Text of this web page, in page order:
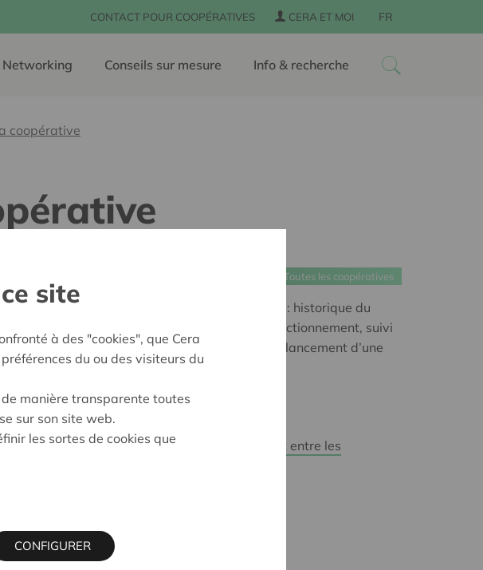
CONTACT POUR COOPÉRATIVES CERA ET MOI FR
Networking Conseils sur mesure Info & recherche
coopérative
Toutes les coopératives
en trois heures le B.a.-ba de la coopérative
: historique du
coopératif, ses valeurs et son mode de fonctionnement, suivi
plus pratiques comme les étapes pour le lancement d’une
son financement, etc.
d'information se fera de manière digitale.
du programmeDo it Coop : un partenariat entre les
site
à des "cookies", que Cera
du ou des visiteurs du
manière transparente toutes
sur son site web.
les sortes de cookies que
CONFIGURER